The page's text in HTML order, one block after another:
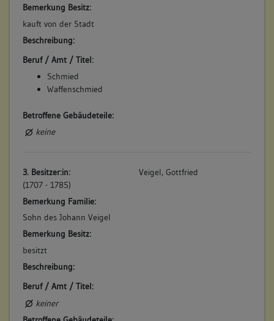
Betroffene Gebäudeteile:
keine
6. Bauphase:
(1799)
Christoph Friedrich Fackler lässt errichten: "Ein Stall an der
Siegle. (a)
Betroffene Gebäudeteile:
Bemerkung Besitz:
kauft von der Stadt
Beschreibung:
Beruf / Amt / Titel:
Schmied
Waffenschmied
Betroffene Gebäudeteile:
keine
3. Besitzer:in:
(1707 - 1785)
Veigel, Gottfried
Bemerkung Familie:
Sohn des Johann Veigel
Bemerkung Besitz:
besitzt
Beschreibung:
Beruf / Amt / Titel:
keiner